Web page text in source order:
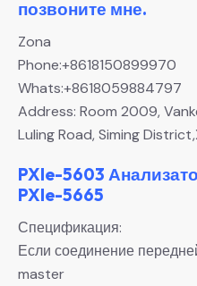
позвоните мне.
Zona
Phone:+8618150899970
Whats:+8618059884797
Address: Room 2009,
Luling Road, Siming
PXIe-5603
PXIe-5665
Спецификация:
Если соединение
master